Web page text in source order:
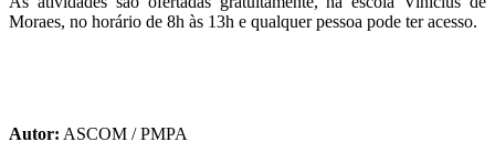
Moraes, no horário de 8h às 13h e qualquer pessoa pode ter acesso.
Autor: ASCOM / PMPA